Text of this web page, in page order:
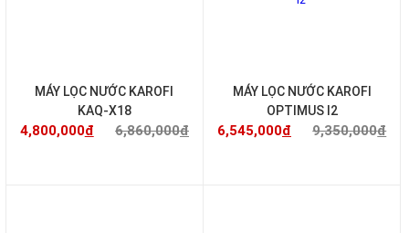
MÁY LỌC NƯỚC KAROFI
KAQ-X18
4,800,000đ 6,860,000đ
MÁY LỌC NƯỚC KAROFI
OPTIMUS I2
6,545,000đ 9,350,000đ